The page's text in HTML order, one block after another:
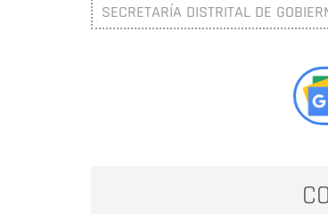
SECRETARÍA DISTRITAL DE